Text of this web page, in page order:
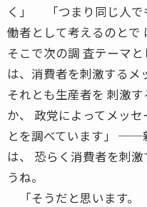
く」 「つまり同じ人で
働者として考えるのとで
そこで次の調 査テーマ
は、消費者を刺激するメ
それとも生産者を 刺激
か、 政党によってメッ
とを調べています」 ──
は、 恐らく消費者を刺
うね。
「そうだと思います。